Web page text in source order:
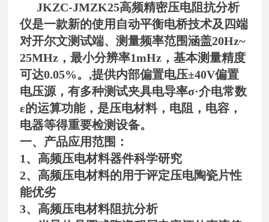
JKZC-JMZK25高频精密压电阻抗分析
仪是一款新的使用自动平衡电桥技术及四端
对开尔文测试端、测量频率范围涵盖20Hz~
25MHz，最小分辨率1mHz，基本测量精度
可达0.05%。,提供内部偏置电压±40V偏置
电压源，有多种测试夹具电导率σ·介电常数
ε的运算功能，是压电材料，电阻，电容，
电器等得重要检测设备。
一、产品应用范围：
1、高频压电材料器件科学研究
2、高频压电材料的用于评定压电陶瓷片性
能优劣
3、高频压电材料阻抗分析